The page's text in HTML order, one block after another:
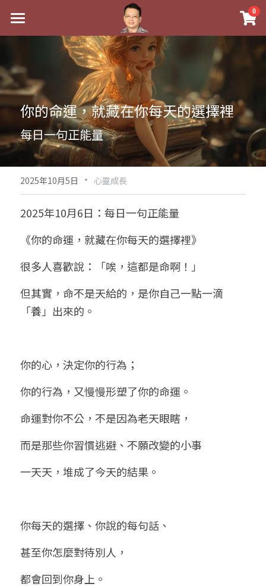
0
最新消息
實體經營
祖傳命理
手工印鑑
課程介紹
五行八字學
後天派陽宅
Blog
黃金會員專區
八字雜記
心靈成長
人氣最高
站長精選
臉書生活
試閱專區
Podcast聽書
團隊訓練營
八字視頻
陽宅視頻
線上直播
線上學苑
八字初階班1
八字初階班2
八字進階班
八字中階班
五人實戰班
五行計算初階班
五行計算高階班
團隊訓練營
命理商城
八字完整班
《十神高階實戰錄》完整典藏版
科學八字推理PDF
小兒命名
我的著作
科學八字推理1
科學八字推理2
科學八字輕鬆學
輕鬆學會科學八字推理
與我預約
批命預約
常見問題
登錄/註冊
support@p8zicourse.com
你的命運，就藏在你每天的選擇裡
每日一句正能量
2025年10月5日 · 心靈成長
2025年10月6日：每日一句正能量
《你的命運，就藏在你每天的選擇裡》
很多人喜歡說：「唉，這都是命啊！」
但其實，命不是天給的，是你自己一點一滴
「養」出來的。
你的心，決定你的行為；
你的行為，又慢慢形塑了你的命運。
命運對你不公，不是因為老天眼瞎，
而是那些你習慣逃避、不願改變的小事
一天天，堆成了今天的結果。
你每天的選擇、你說的每句話、
甚至你怎麼對待別人，
都會回到你身上。
×
商品分類
八字線上完整班
科學八字推理PDF
《十神高階實戰錄》完整典藏版
1美元超值PDF